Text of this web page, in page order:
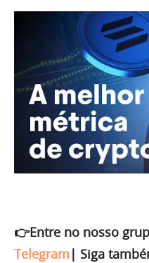
👉Entre no nosso
Telegram | Siga